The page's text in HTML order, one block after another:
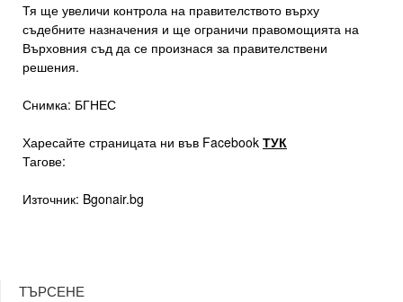
Тя ще увеличи контрола на правителството върху
съдебните назначения и ще ограничи правомощията на
Върховния съд да се произнася за правителствени
решения.
Снимка: БГНЕС
Харесайте страницата ни във Facebook ТУК
Тагове:
Източник: Bgonair.bg
ТЪРСЕНЕ